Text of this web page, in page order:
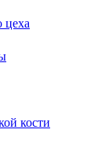
цеха
кости